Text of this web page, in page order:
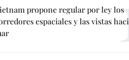
propone regular por ley los
espaciales y las vistas